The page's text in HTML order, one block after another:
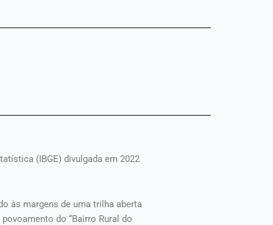
(IBGE) divulgada em 2022
às margens de uma trilha aberta
do “Bairro Rural do